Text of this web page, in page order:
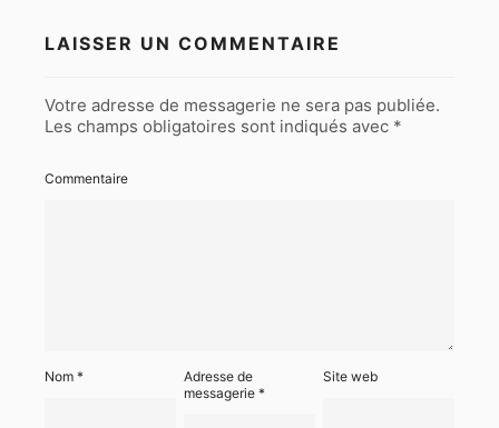
LAISSER UN COMMENTAIRE
Votre adresse de messagerie ne sera pas publiée.
Les champs obligatoires sont indiqués avec *
Commentaire
Nom *
Adresse de
messagerie*
Site web